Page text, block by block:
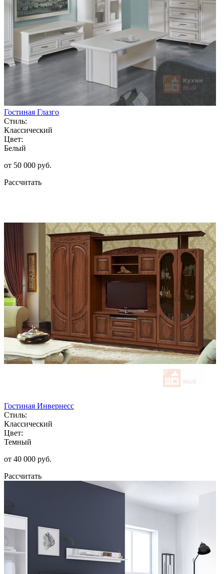
Гостиная Глазго
Стиль:
Классический
Цвет:
Белый
от 50 000 руб.
Рассчитать
Гостиная Инвернесс
Стиль:
Классический
Цвет:
Темный
от 40 000 руб.
Рассчитать